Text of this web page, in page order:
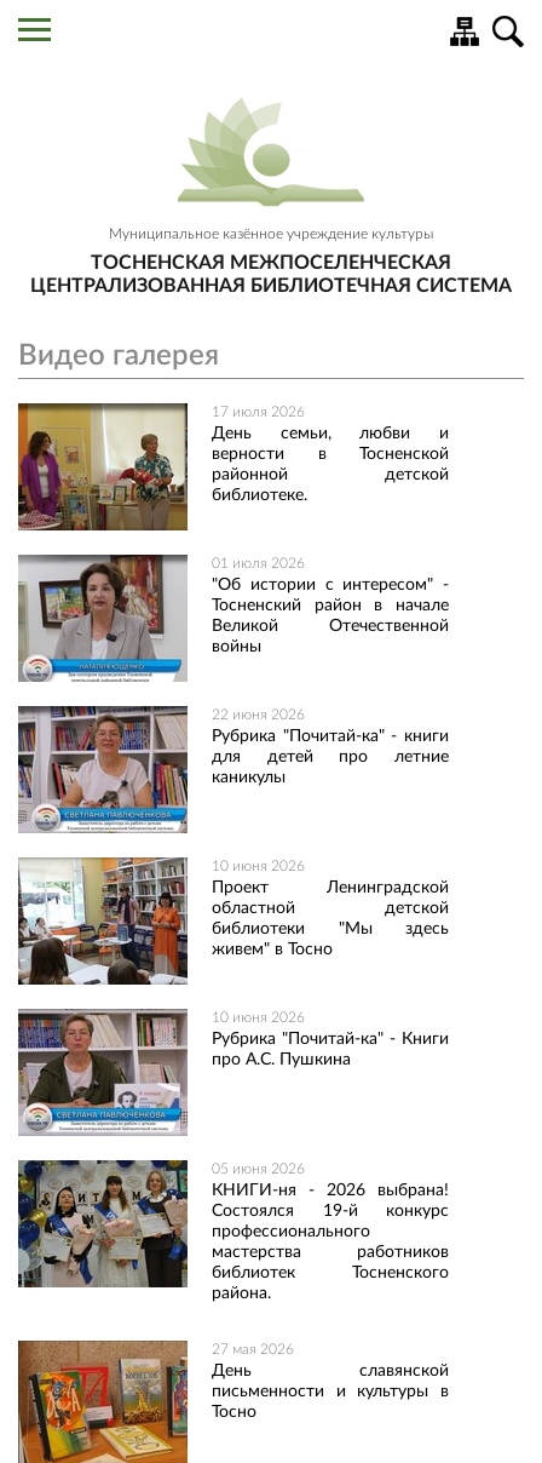
Муниципальное казённое учреждение культуры
ТОСНЕНСКАЯ МЕЖПОСЕЛЕНЧЕСКАЯ
ЦЕНТРАЛИЗОВАННАЯ БИБЛИОТЕЧНАЯ СИСТЕМА
Видео галерея
17 июля 2026
День семьи, любви и
верности в Тосненской
районной детской
библиотеке.
01 июля 2026
"Об истории с интересом" -
Тосненский район в начале
Великой Отечественной
войны
22 июня 2026
Рубрика "Почитай-ка" - книги
для детей про летние
каникулы
10 июня 2026
Проект Ленинградской
областной детской
библиотеки "Мы здесь
живем" в Тосно
10 июня 2026
Рубрика "Почитай-ка" - Книги
про А.С. Пушкина
05 июня 2026
КНИГИ-ня - 2026 выбрана!
Состоялся 19-й конкурс
профессионального
мастерства работников
библиотек Тосненского
района.
27 мая 2026
День славянской
письменности и культуры в
Тосно